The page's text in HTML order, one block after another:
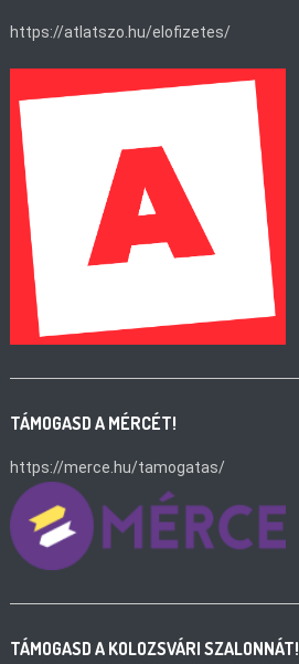
https://atlatszo.hu/elofizetes/
TÁMOGASD A MÉRCÉT!
https://merce.hu/tamogatas/
TÁMOGASD A KOLOZSVÁRI SZALONNÁT!